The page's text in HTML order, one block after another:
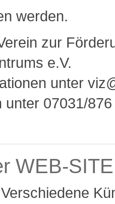
werden.
zur
e.V.
unter
unter 07031/
WEB-SITE
Verschiedene